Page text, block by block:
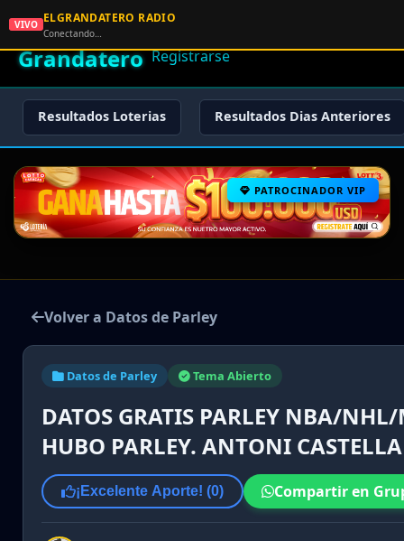
🌟 El
Grandatero Registrarse
Resultados Loterias Resultados Dias Anteriores
PATROCINADOR VIP
Volver a Datos de Parley
Datos de Parley Tema Abierto
DATOS GRATIS PARLEY NBA/
HUBO PARLEY. ANTONI
¡Excelente Aporte! (0) Compartir en
VIVO ELGRANDATERO RADIO
Conectando…